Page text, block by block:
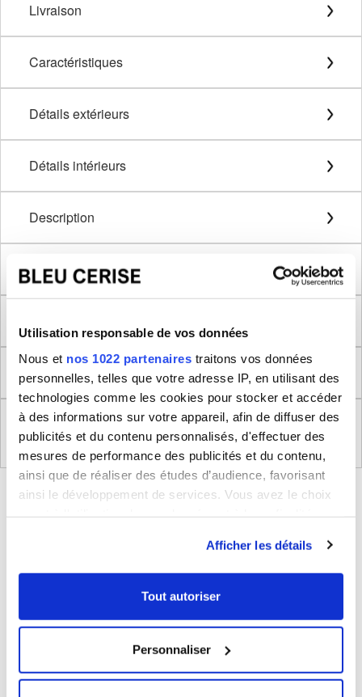
Utilisation responsable de vos données
Nous et nos 1022 partenaires traitons vos données
personnelles, telles que votre adresse IP, en utilisant des
technologies comme les cookies pour stocker et accéder
à des informations sur votre appareil, afin de diffuser des
publicités et du contenu personnalisés, d'effectuer des
mesures de performance des publicités et du contenu,
ainsi que de réaliser des études d’audience, favorisant
ainsi le développement de services. Vous avez le choix
tout moment en consultant la Déclaration relative aux
cookies ou en cliquant sur l'icône de confidentialité.
Collecter des informations sur votre localisation
géographique qui peuvent être précises à plusieurs
mètres près
Afficher les détails
Tout autoriser
Personnaliser
Livraison
Caractéristiques
Détails extérieurs
Détails intérieurs
Description
Méthode de mesure
Retour
Règlement (UE) 2023/988 relatifs à la Sécurité
Générale des Produits
BLEUCERISE VOUS CONSEILLE
Parapluie pliable avec ouverture et
fermeture automatique Happy Swan
Sac à dos porte-ordinateur et voyage
Totem 17.3''